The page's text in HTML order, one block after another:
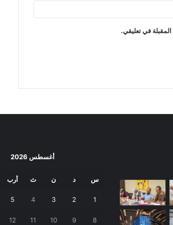
في تعليقي.
أغسطس 2026
س د ن ث أرب
1
2
3
4
5
8
9
10
11
12